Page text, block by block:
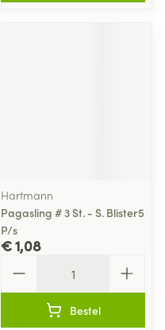
Hartmann
Pagasling # 3 St. - S. Blister5
P/s
€ 1,08
Bestel